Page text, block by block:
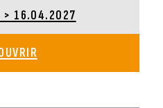
16.04.2027